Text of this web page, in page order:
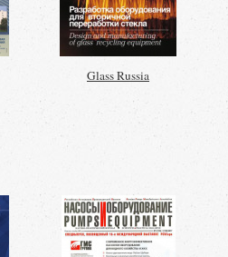
Glass Russia